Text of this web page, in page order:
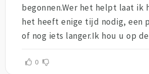
begonnen.Wer het helpt laat ik
het heeft enige tijd nodig, een
of nog iets langer.Ik hou u op
0